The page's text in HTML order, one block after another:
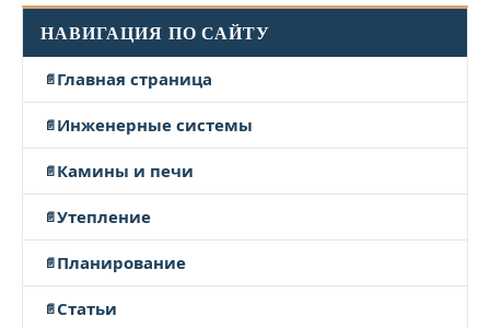
НАВИГАЦИЯ ПО САЙТУ
Главная страница
Инженерные системы
Камины и печи
Утепление
Планирование
Статьи